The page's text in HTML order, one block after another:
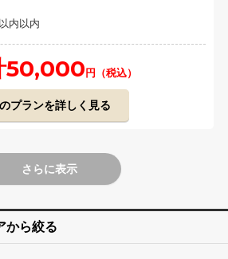
内以内
50,000円（税込）
プランを詳しく見る
さらに表示
から絞る